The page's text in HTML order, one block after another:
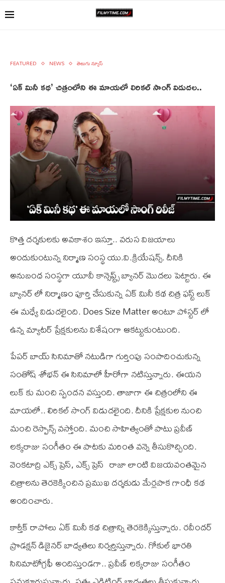
FEATURED NEWS తెలుగు న్యూస్
‘ఏక్ మినీ కథ’ చిత్రంలోని ఈ మాయలో లిరికల్ సాంగ్ విడుదల..
కొత్త దర్శకులకు అవకాశం ఇస్తూ.. వరుస విజయాలు
అందుకుంటున్న నిర్మాణ సంస్థ యు.వి.క్రియేషన్స్. దీనికి
అనుబంధ సంస్థగా యూవీ కాన్సెప్ట్స్ బ్యానర్ మొదలు పెట్టారు. ఈ
బ్యాన‌ర్ లో నిర్మాణం పూర్తి చేసుకున్న ఏక్ మినీ కథ చిత్ర ఫస్ట్ లుక్
ఈ మధ్యే విడుదలైంది. Does Size Matter అంటూ పోస్టర్ లో
ఉన్న మ్యాటర్ ప్రేక్షకులను విశేషంగా ఆకట్టుకుంటుంది.
పేపర్ బాయ్ సినిమాతో నటుడిగా గుర్తింపు సంపాదించుకున్న
సంతోష్ శోభన్ ఈ సినిమాలో హీరోగా నటిస్తున్నారు. ఈయన
లుక్ కు మంచి స్పందన వస్తుంది. తాజాగా ఈ చిత్రంలోని ఈ
మాయలో.. లిరికల్ సాంగ్ విడుదలైంది. దీనికి ప్రేక్షకుల నుంచి
మంచి రెస్పాన్స్ వస్తోంది. మంచి సాహిత్యంతో పాటు ప్రవీణ్
లక్కరాజు సంగీతం ఈ పాటకు మరింత వన్నె తీసుకొచ్చింది.
వెంకటాద్రి ఎక్స్ ప్రెస్, ఎక్స్ ప్రెస్ రాజా లాంటి విజయవంతమైన
చిత్రాలను తెరకెక్కించిన ప్రముఖ దర్శకుడు మేర్లపాక గాంధీ కథ
అందించారు.
కార్తీక్ రాపోలు ఏక్ మినీ కథ చిత్రాన్ని తెరకెక్కిస్తున్నారు. రవీందర్
ప్రొడక్షన్ డిజైనర్ బాధ్యతలు నిర్వర్తిస్తున్నారు. గోకుల్ భారతి
సినిమాటోగ్రఫీ అందిస్తుండగా.. ప్రవీణ్ లక్కరాజు సంగీతం